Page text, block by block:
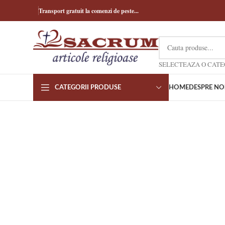
Transport gratuit la comenzi de peste...
CATEGORII PRODUSE HOME DESPRE NOI